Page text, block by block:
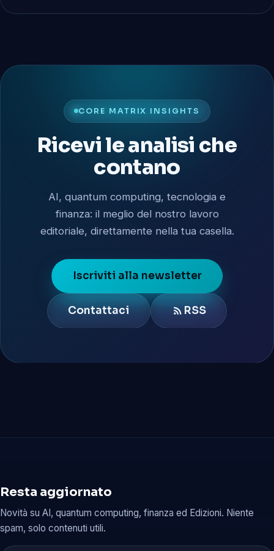
CORE MATRIX INSIGHTS
Ricevi le analisi che
contano
AI, quantum computing, tecnologia e
finanza: il meglio del nostro lavoro
editoriale, direttamente nella tua casella.
Iscriviti alla newsletter
Contattaci RSS
Resta aggiornato
Novità su AI, quantum computing, finanza ed Edizioni. Niente
spam, solo contenuti utili.